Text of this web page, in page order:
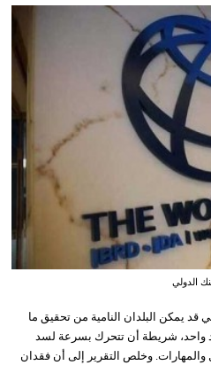
الدولي
قد يمكن البلدان النامية من تحقيق ما
واحد، شريطة أن تتحرك بسرعة لسد
والمهارات. وخلص التقرير إلى أن فقدان